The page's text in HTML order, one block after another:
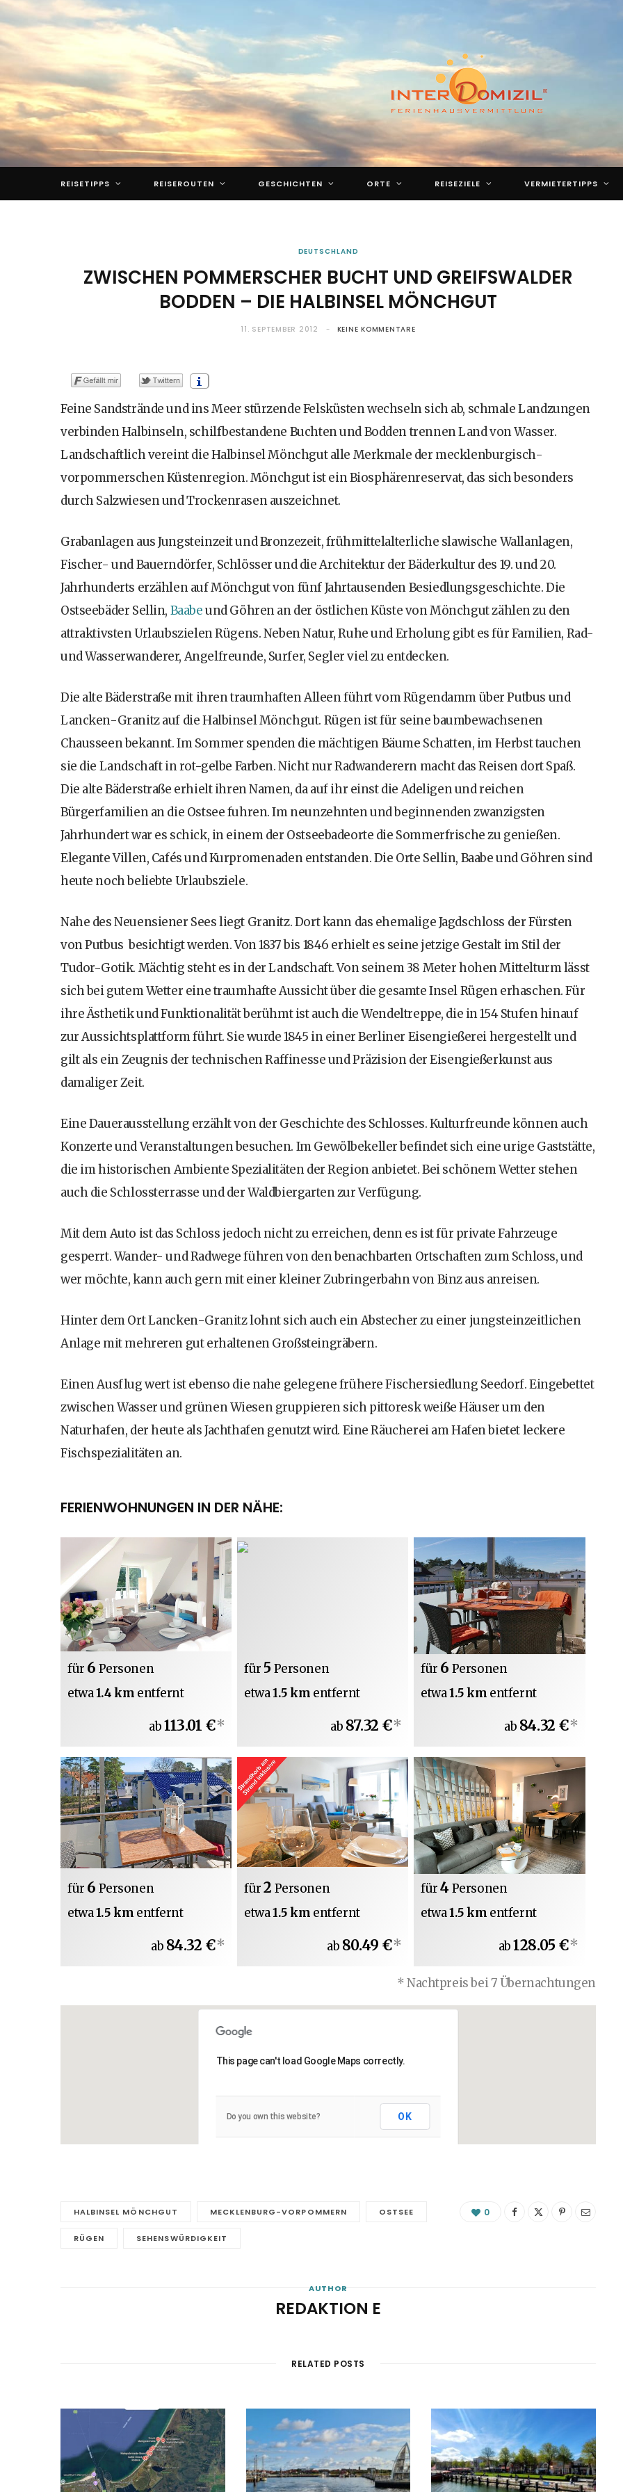
REISETIPPS REISEROUTEN GESCHICHTEN ORTE REISEZIELE VERMIETERTIPPS
DEUTSCHLAND
ZWISCHEN POMMERSCHER BUCHT UND GREIFSWALDER
BODDEN – DIE HALBINSEL MÖNCHGUT
11. SEPTEMBER 2012 KEINE KOMMENTARE
Feine Sandstrände und ins Meer stürzende Felsküsten wechseln sich ab, schmale Landzungen
verbinden Halbinseln, schilfbestandene Buchten und Bodden trennen Land von Wasser.
Landschaftlich vereint die Halbinsel Mönchgut alle Merkmale der mecklenburgisch-
vorpommerschen Küstenregion. Mönchgut ist ein Biosphärenreservat, das sich besonders
durch Salzwiesen und Trockenrasen auszeichnet.
Grabanlagen aus Jungsteinzeit und Bronzezeit, frühmittelalterliche slawische Wallanlagen,
Fischer- und Bauerndörfer, Schlösser und die Architektur der Bäderkultur des 19. und 20.
Jahrhunderts erzählen auf Mönchgut von fünf Jahrtausenden Besiedlungsgeschichte. Die
Ostseebäder Sellin, Baabeund Göhren an der östlichen Küste von Mönchgut zählen zu den
attraktivsten Urlaubszielen Rügens. Neben Natur, Ruhe und Erholung gibt es für Familien, Rad-
und Wasserwanderer, Angelfreunde, Surfer, Segler viel zu entdecken.
Die alte Bäderstraße mit ihren traumhaften Alleen führt vom Rügendamm über Putbus und
Lancken-Granitz auf die Halbinsel Mönchgut. Rügen ist für seine baumbewachsenen
Chausseen bekannt. Im Sommer spenden die mächtigen Bäume Schatten, im Herbst tauchen
sie die Landschaft in rot-gelbe Farben. Nicht nur Radwanderern macht das Reisen dort Spaß.
Die alte Bäderstraße erhielt ihren Namen, da auf ihr einst die Adeligen und reichen
Bürgerfamilien an die Ostsee fuhren. Im neunzehnten und beginnenden zwanzigsten
Jahrhundert war es schick, in einem der Ostseebadeorte die Sommerfrische zu genießen.
Elegante Villen, Cafés und Kurpromenaden entstanden. Die Orte Sellin, Baabe und Göhren sind
heute noch beliebte Urlaubsziele.
Nahe des Neuensiener Sees liegt Granitz. Dort kann das ehemalige Jagdschloss der Fürsten
von Putbus besichtigt werden. Von 1837 bis 1846 erhielt es seine jetzige Gestalt im Stil der
Tudor-Gotik. Mächtig steht es in der Landschaft. Von seinem 38 Meter hohen Mittelturm lässt
sich bei gutem Wetter eine traumhafte Aussicht über die gesamte Insel Rügen erhaschen. Für
ihre Ästhetik und Funktionalität berühmt ist auch die Wendeltreppe, die in 154 Stufen hinauf
zur Aussichtsplattform führt. Sie wurde 1845 in einer Berliner Eisengießerei hergestellt und
gilt als ein Zeugnis der technischen Raffinesse und Präzision der Eisengießerkunst aus
damaliger Zeit.
Eine Dauerausstellung erzählt von der Geschichte des Schlosses. Kulturfreunde können auch
Konzerte und Veranstaltungen besuchen. Im Gewölbekeller befindet sich eine urige Gaststätte,
die im historischen Ambiente Spezialitäten der Region anbietet. Bei schönem Wetter stehen
auch die Schlossterrasse und der Waldbiergarten zur Verfügung.
Mit dem Auto ist das Schloss jedoch nicht zu erreichen, denn es ist für private Fahrzeuge
gesperrt. Wander- und Radwege führen von den benachbarten Ortschaften zum Schloss, und
wer möchte, kann auch gern mit einer kleiner Zubringerbahn von Binz aus anreisen.
Hinter dem Ort Lancken-Granitz lohnt sich auch ein Abstecher zu einer jungsteinzeitlichen
Anlage mit mehreren gut erhaltenen Großsteingräbern.
Einen Ausflug wert ist ebenso die nahe gelegene frühere Fischersiedlung Seedorf. Eingebettet
zwischen Wasser und grünen Wiesen gruppieren sich pittoresk weiße Häuser um den
Naturhafen, der heute als Jachthafen genutzt wird. Eine Räucherei am Hafen bietet leckere
Fischspezialitäten an.
FERIENWOHNUNGEN IN DER NÄHE:
für 6 Personen
etwa1.4 km entfernt
ab113.01 €*
für 5 Personen
etwa1.5 km entfernt
ab 87.32 €*
für 6 Personen
etwa1.5 km entfernt
ab 84.32 €*
für 6 Personen
etwa1.5 km entfernt
ab 84.32 €*
für2 Personen
etwa1.5 km entfernt
ab 80.49 €*
für4 Personen
etwa1.5 km entfernt
ab128.05 €*
* Nachtpreis bei 7 Übernachtungen
This page can't load Google Maps correctly.
Do you own this website? OK
HALBINSEL MÖNCHGUT MECKLENBURG-VORPOMMERN OSTSEE
RÜGEN SEHENSWÜRDIGKEIT
0
AUTHOR
REDAKTION E
RELATED POSTS